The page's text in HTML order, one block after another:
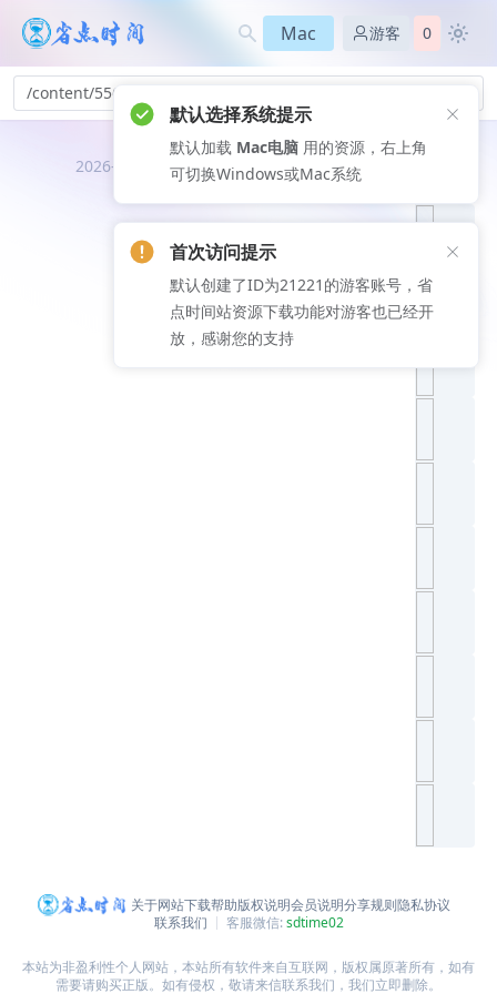
Mac 游客 0
/content/556
2026-08-08
推荐文
关于网站下载帮助版权说明会员说明分享规则隐私协议
联系我们
客服微信:sdtime02
本站为非盈利性个人网站，本站所有软件来自互联网，版权属原著所有，如有
需要请购买正版。如有侵权，敬请来信联系我们，我们立即删除。
默认选择系统提示
默认加载 Mac电脑 用的资源，右上角
可切换Windows或Mac系统
首次访问提示
默认创建了ID为21221的游客账号，省
点时间站资源下载功能对游客也已经开
放，感谢您的支持